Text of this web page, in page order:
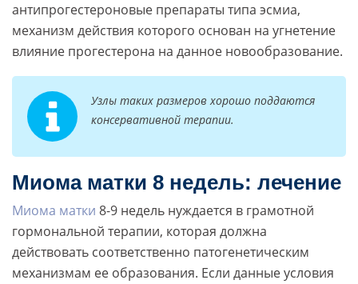
антипрогестероновые препараты типа эсмиа,
механизм действия которого основан на угнетение
влияние прогестерона на данное новообразование.
Узлы таких размеров хорошо поддаются
консервативной терапии.
Миома матки 8 недель: лечение
Миома матки 8-9 недель нуждается в грамотной
гормональной терапии, которая должна
действовать соответственно патогенетическим
механизмам ее образования. Если данные условия